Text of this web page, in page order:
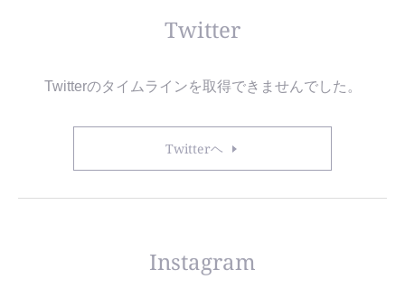
Twitter
Twitterのタイムラインを取得できませんでした。
Twitterヘ
Instagram